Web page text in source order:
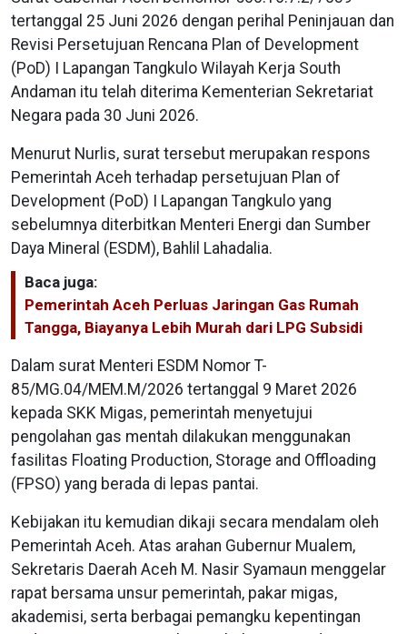
tertanggal 25 Juni 2026 dengan perihal Peninjauan dan
Revisi Persetujuan Rencana Plan of Development
(PoD) I Lapangan Tangkulo Wilayah Kerja South
Andaman itu telah diterima Kementerian Sekretariat
Negara pada 30 Juni 2026.
Menurut Nurlis, surat tersebut merupakan respons
Pemerintah Aceh terhadap persetujuan Plan of
Development (PoD) I Lapangan Tangkulo yang
sebelumnya diterbitkan Menteri Energi dan Sumber
Daya Mineral (ESDM), Bahlil Lahadalia.
Baca juga:
Pemerintah Aceh Perluas Jaringan Gas Rumah
Tangga, Biayanya Lebih Murah dari LPG Subsidi
Dalam surat Menteri ESDM Nomor T-
85/MG.04/MEM.M/2026 tertanggal 9 Maret 2026
kepada SKK Migas, pemerintah menyetujui
pengolahan gas mentah dilakukan menggunakan
fasilitas Floating Production, Storage and Offloading
(FPSO) yang berada di lepas pantai.
Kebijakan itu kemudian dikaji secara mendalam oleh
Pemerintah Aceh. Atas arahan Gubernur Mualem,
Sekretaris Daerah Aceh M. Nasir Syamaun menggelar
rapat bersama unsur pemerintah, pakar migas,
akademisi, serta berbagai pemangku kepentingan